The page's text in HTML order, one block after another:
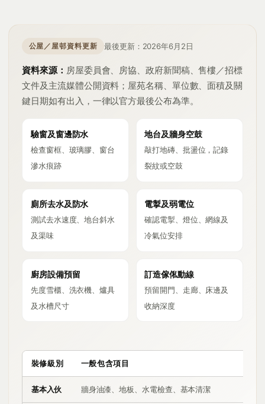
公屋／屋邨資料更新 最後更新：2026年6月2日
資料來源： 房屋委員會、房協、政府新聞稿、售樓／招標
文件及主流媒體公開資料；屋苑名稱、單位數、面積及關
鍵日期如有出入，一律以官方最後公布為準。
驗窗及窗邊防水
檢查窗框、玻璃膠、窗台
滲水痕跡
地台及牆身空鼓
敲打地磚、批盪位，記錄
裂紋或空鼓
廁所去水及防水
測試去水速度、地台斜水
及渠味
電掣及弱電位
確認電掣、燈位、網線及
冷氣位安排
廚房設備預留
先度雪櫃、洗衣機、爐具
及水槽尺寸
訂造傢俬動線
預留開門、走廊、床邊及
收納深度
裝修級別 一般包含項目
基本入伙 牆身油漆、地板、水電檢查、基本清潔